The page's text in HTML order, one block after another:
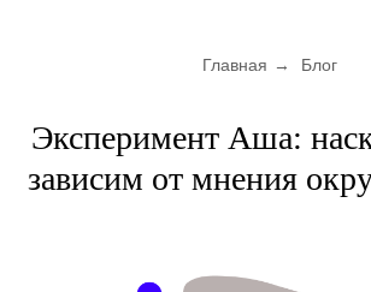
Главная → Блог
Эксперимент Аша:
зависим от мнения